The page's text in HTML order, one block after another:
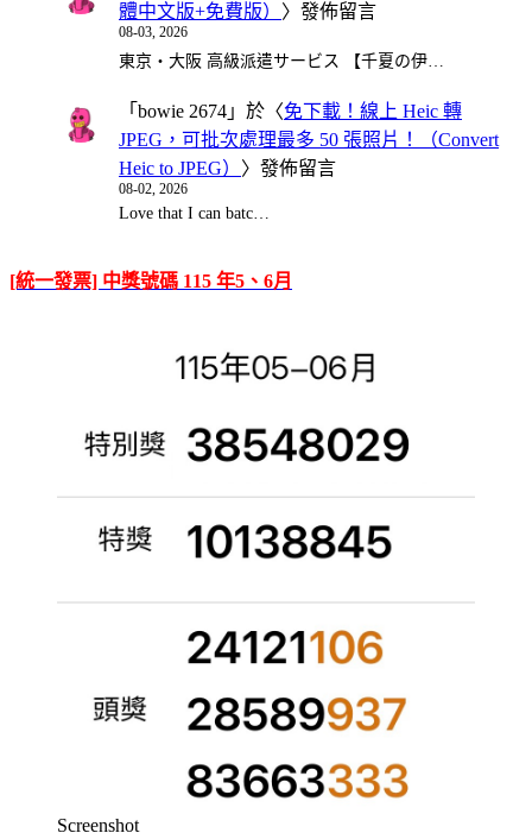
體中文版+免費版） 〉發佈留言
08-03, 2026
東京・大阪 高級派遣サービス 【千夏の伊…
「 bowie 2674 」於〈免下載！線上 Heic 轉
JPEG，可批次處理最多 50 張照片！（Convert
Heic to JPEG） 〉發佈留言
08-02, 2026
Love that I can batc…
[統一發票] 中獎號碼 115 年5、6月
Screenshot